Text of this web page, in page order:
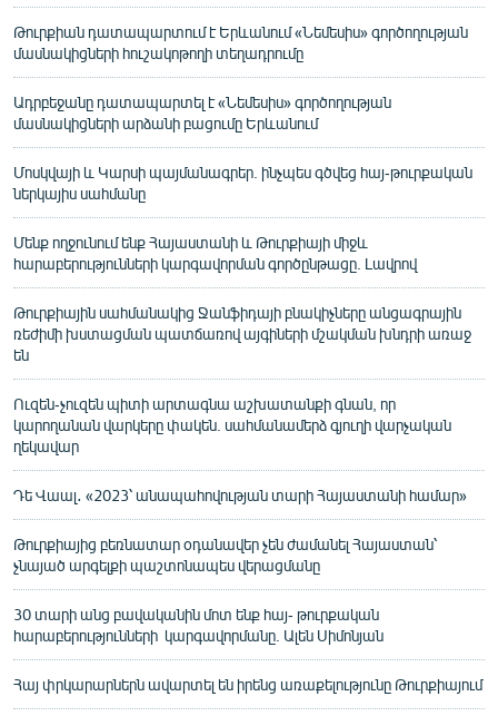
Թուրքիան դատապարտում է Երևանում «Նեմեսիս» գործողության
մասնակիցների հուշակոթողի տեղադրումը
Ադրբեջանը դատապարտել է «Նեմեսիս» գործողության
մասնակիցների արձանի բացումը Երևանում
Մոսկվայի և Կարսի պայմանագրեր. ինչպես գծվեց հայ-թուրքական
ներկայիս սահմանը
Մենք ողջունում ենք Հայաստանի և Թուրքիայի միջև
հարաբերությունների կարգավորման գործընթացը. Լավրով
Թուրքիային սահմանակից Ջանֆիդայի բնակիչները անցագրային
ռեժիմի խստացման պատճառով այգիների մշակման խնդրի առաջ
են
Ուզեն-չուզեն պիտի արտագնա աշխատանքի գնան, որ
կարողանան վարկերը փակեն. սահմանամերձ գյուղի վարչական
ղեկավար
Դե Վաալ․ «2023՝ անապահովության տարի Հայաստանի համար»
Թուրքիայից բեռնատար օդանավեր չեն ժամանել Հայաստան՝
չնայած արգելքի պաշտոնապես վերացմանը
30 տարի անց բավականին մոտ ենք հայ- թուրքական
հարաբերությունների կարգավորմանը. Ալեն Սիմոնյան
Հայ փրկարարներն ավարտել են իրենց առաքելությունը Թուրքիայում